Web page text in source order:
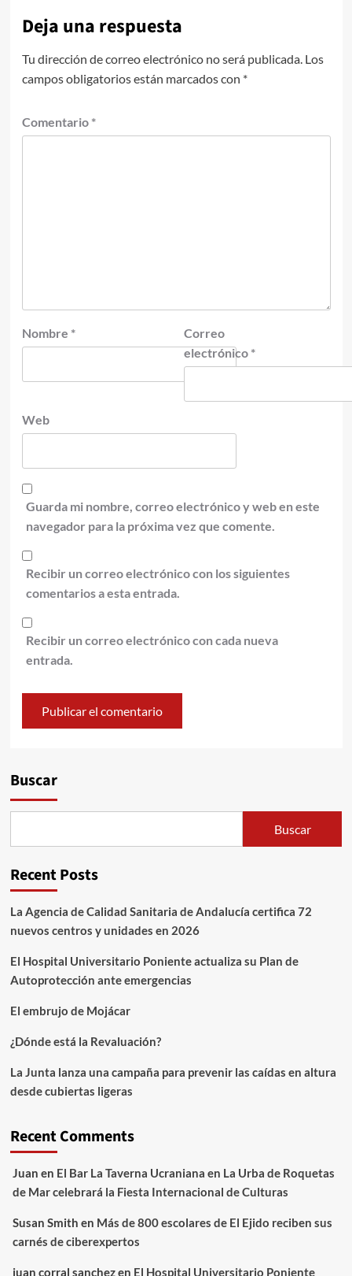
Deja una respuesta
Tu dirección de correo electrónico no será publicada. Los
campos obligatorios están marcados con *
Comentario *
Nombre *
Correo
electrónico *
Web
Guarda mi nombre, correo electrónico y web en este
navegador para la próxima vez que comente.
Recibir un correo electrónico con los siguientes
comentarios a esta entrada.
Recibir un correo electrónico con cada nueva
entrada.
Buscar
Buscar
Recent Posts
La Agencia de Calidad Sanitaria de Andalucía certifica 72
nuevos centros y unidades en 2026
El Hospital Universitario Poniente actualiza su Plan de
Autoprotección ante emergencias
El embrujo de Mojácar
¿Dónde está la Revaluación?
La Junta lanza una campaña para prevenir las caídas en altura
desde cubiertas ligeras
Recent Comments
Juan en El Bar La Taverna Ucraniana en La Urba de Roquetas
de Mar celebrará la Fiesta Internacional de Culturas
Susan Smith en Más de 800 escolares de El Ejido reciben sus
carnés de ciberexpertos
juan corral sanchezen El Hospital Universitario Poniente